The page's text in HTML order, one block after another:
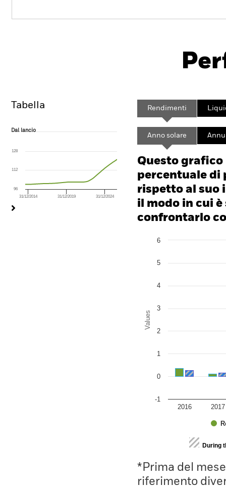
Scheda
Tabella
Dal lancio
The chart has 1 X axis displaying Time. Range: 2014-08-01 00:00:00 to
The chart has 1 Y axis displaying values. Range: 96 to 144.
Dal lancio
31/12/2014 31/12/2019 31/12/2024
96
112
128
Rendimenti
Anno solare
Questo
percentuale di
rispetto al suo
il modo in cui
confrontarlo
Bar chart with 2 data
The chart has 1 Y axis
Values
2016 2017
-1
0
1
2
3
4
5
6
End of interactive chart.
During
*Prima del
riferimento